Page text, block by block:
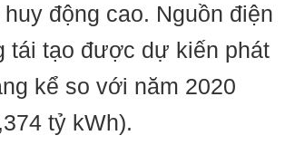
động cao. Nguồn điện
tái tạo được dự kiến phát
kể so với năm 2020
tỷ kWh).